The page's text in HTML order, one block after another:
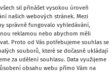
či
a jejich
dekádu.
Stáhnout
Tisknout
sil přinášet vysokou úroveň
našich webových stránek. Mezi
správně fungovalo vyhledávání,
reklamou nebo abychom měli
Proto od Vás potřebujeme souhlas se
souborů, které se dočasně ukládají
za udělení souhlasu. Data využijeme
obsahu webu přímo Vám na